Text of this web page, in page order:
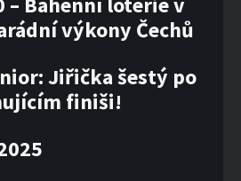
výkony Čechů
Jiřička šestý po
finiši!